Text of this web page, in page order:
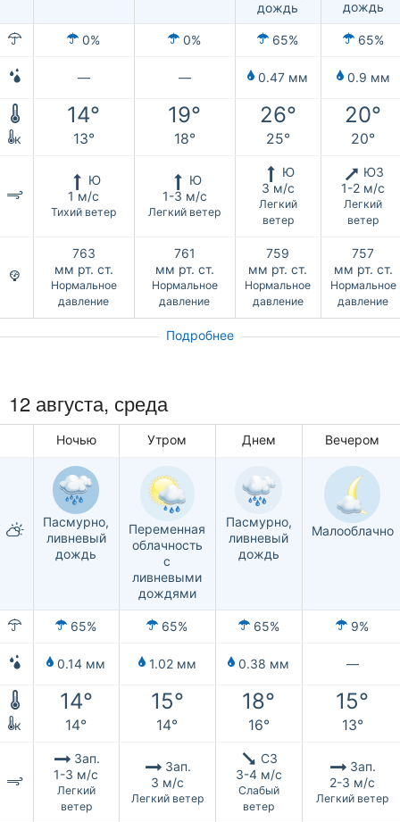
дождь
дождь
0% 0% 65% 65%
— — 0.47 мм 0.9 мм
14° 19° 26° 20°
к 13° 18° 25° 20°
Ю
1 м/с
Тихий ветер
Ю
1-3 м/с
Легкий ветер
Ю
3 м/с
Легкий
ветер
ЮЗ
1-2 м/с
Легкий
ветер
763
мм рт. ст.
Нормальное
давление
761
мм рт. ст.
Нормальное
давление
759
мм рт. ст.
Нормальное
давление
757
мм рт. ст.
Нормальное
давление
Подробнее
12 августа, среда
Ночью Утром Днем Вечером
Пасмурно,
ливневый
дождь
Переменная
облачность
с
ливневыми
дождями
Пасмурно,
ливневый
дождь
Малооблачно
65% 65% 65% 9%
0.14 мм 1.02 мм 0.38 мм —
14° 15° 18° 15°
к 14° 14° 16° 13°
Зап.
1-3 м/с
Легкий
ветер
Зап.
3 м/с
Легкий ветер
СЗ
3-4 м/с
Слабый
ветер
Зап.
2-3 м/с
Легкий ветер